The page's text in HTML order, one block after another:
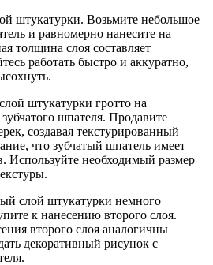
штукатурки. Возьмите небольшое
и равномерно нанесите на
толщина слоя составляет
работать быстро и аккуратно,
штукатурки гротто на
шпателя. Продавите
создавая текстурированный
что зубчатый шпатель имеет
Используйте необходимый размер
слой штукатурки немного
к нанесению второго слоя.
второго слоя аналогичны
декоративный рисунок с